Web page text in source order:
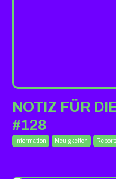
NOTIZ FÜR
#128
Information Neuigkeiten